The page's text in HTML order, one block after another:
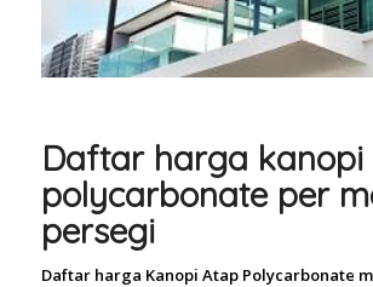
Daftar harga kanopi
polycarbonate per
persegi
Daftar harga Kanopi Atap Polycarbonate